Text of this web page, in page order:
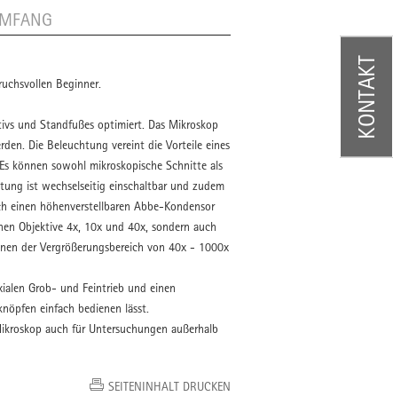
Beginner.
und Standfußes optimiert. Das Mikroskop
Die Beleuchtung vereint die Vorteile eines
können sowohl mikroskopische Schnitte als
ist wechselseitig einschaltbar und zudem
höhenverstellbaren Abbe-Kondensor
Objektive 4x, 10x und 40x, sondern auch
der Vergrößerungsbereich von 40x - 1000x
Grob- und Feintrieb und einen
einfach bedienen lässt.
auch für Untersuchungen außerhalb
SEITENINHALT DRUCKEN
KONTAKT